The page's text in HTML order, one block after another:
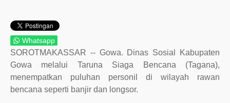
Whatsapp
SOROTMAKASSAR -- Gowa. Dinas Sosial Kabupaten
Gowa melalui Taruna Siaga Bencana (Tagana),
menempatkan puluhan personil di wilayah rawan
bencana seperti banjir dan longsor.